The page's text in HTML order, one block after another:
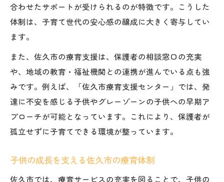
グレーゾーンの特徴と佐久市の子育て支援
子育てにおけるグレーゾーン理解の重要性
グレーゾーンの子供と向き合う佐久市の支
援
佐久市療育を活用した接し方の工夫
地域が育む佐久市の子育て支援の魅力
佐久市の地域力が子育てを後押しする理由
地域一体で支える佐久市の療育支援
佐久市の放課後等デイサービスが果たす役
合わせたサポートが受けられるのが特徴です。こうした
体制は、子育て世代の安心感の醸成に大きく寄与してい
ます。
また、佐久市の療育支援は、保護者の相談窓口の充実
や、地域の教育・福祉機関との連携が進んでいる点も強
みです。例えば、「佐久市療育支援センター」では、発
達に不安を感じる子供やグレーゾーンの子供への早期ア
プローチが可能となっています。これにより、保護者が
孤立せずに子育てできる環境が整っています。
子供の成長を支える佐久市の療育体制
佐久市では、療育サービスの充実を図ることで、子供の